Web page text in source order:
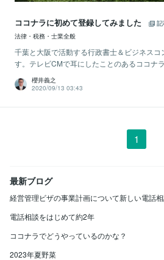
ココナラに初めて登録してみました
法律・税務・士業全般
千葉と大阪で活動する行政書士＆ビジネス
す。テレビCMで耳にしたことのあるココナ
櫻井義之
2020/09/13 03:43
1
最新ブログ
経営管理ビザの事業計画について新しい電話
電話相談をはじめて約2年
ココナラでどうやっているのかな？
2023年夏野菜